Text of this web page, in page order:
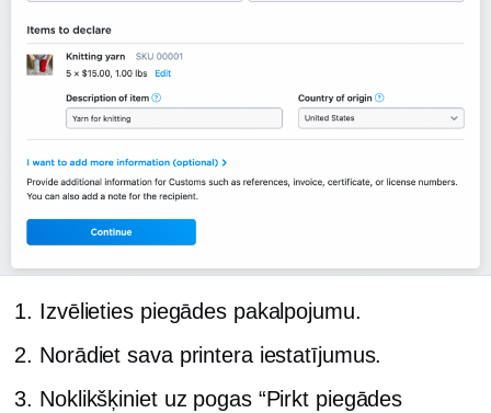
Izvēlieties piegādes pakalpojumu.
Norādiet sava printera iestatījumus.
Noklikšķiniet uz pogas “Pirkt piegādes